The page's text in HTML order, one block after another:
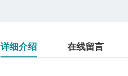
详细介绍 在线留言